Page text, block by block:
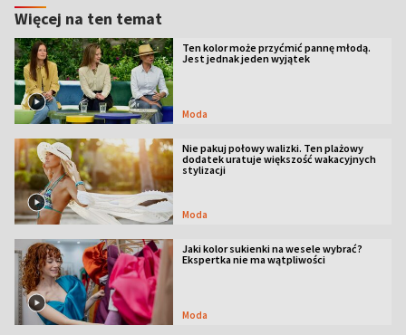
Więcej na ten temat
Ten kolor może przyćmić pannę młodą.
Jest jednak jeden wyjątek
Moda
Nie pakuj połowy walizki. Ten plażowy
dodatek uratuje większość wakacyjnych
stylizacji
Moda
Jaki kolor sukienki na wesele wybrać?
Ekspertka nie ma wątpliwości
Moda